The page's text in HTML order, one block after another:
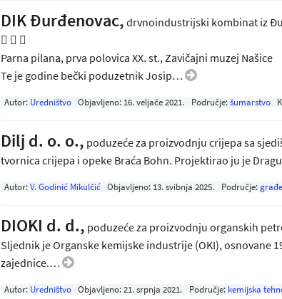
DIK Đurđenovac, drvnoindustrijski kombinat iz
  
Parna pilana, prva polovica XX. st., Zavičajni muzej Našice
Te je godine bečki poduzetnik Josip…
Autor: Uredništvo Objavljeno: 16. veljače 2021. Područje: šumarstvo
Dilj d. o. o., poduzeće za proizvodnju crijepa sa
tvornica crijepa i opeke Braća Bohn. Projektirao ju je
Autor: V. Godinić Mikulčić Objavljeno: 13. svibnja 2025. Područje:
DIOKI d. d., poduzeće za proizvodnju organskih
Sljednik je Organske kemijske industrije (OKI), osnovane
zajednice.…
Autor: Uredništvo Objavljeno:21. srpnja 2021. Područje: kemijska